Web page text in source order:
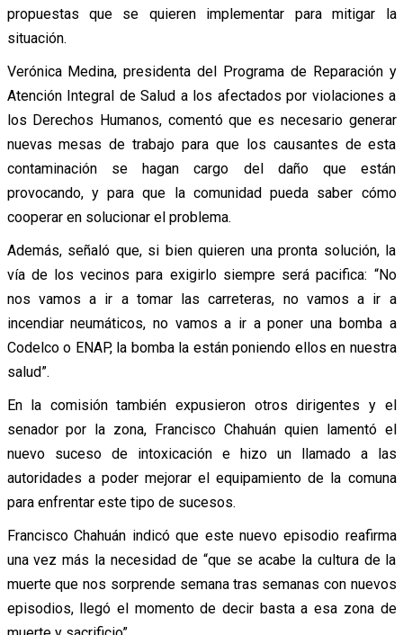
propuestas que se quieren implementar para mitigar la
situación.
Verónica Medina, presidenta del Programa de Reparación y
Atención Integral de Salud a los afectados por violaciones a
los Derechos Humanos, comentó que es necesario generar
nuevas mesas de trabajo para que los causantes de esta
contaminación se hagan cargo del daño que están
provocando, y para que la comunidad pueda saber cómo
cooperar en solucionar el problema.
Además, señaló que, si bien quieren una pronta solución, la
vía de los vecinos para exigirlo siempre será pacifica: “No
nos vamos a ir a tomar las carreteras, no vamos a ir a
incendiar neumáticos, no vamos a ir a poner una bomba a
Codelco o ENAP, la bomba la están poniendo ellos en nuestra
salud”.
En la comisión también expusieron otros dirigentes y el
senador por la zona, Francisco Chahuán quien lamentó el
nuevo suceso de intoxicación e hizo un llamado a las
autoridades a poder mejorar el equipamiento de la comuna
para enfrentar este tipo de sucesos.
Francisco Chahuán indicó que este nuevo episodio reafirma
una vez más la necesidad de “que se acabe la cultura de la
muerte que nos sorprende semana tras semanas con nuevos
episodios, llegó el momento de decir basta a esa zona de